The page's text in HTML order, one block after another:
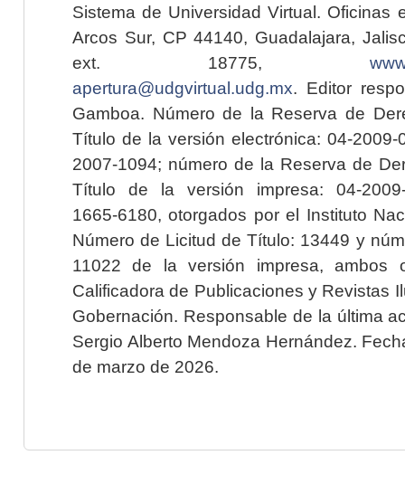
Sistema de Universidad Virtual. Oficinas
Arcos Sur, CP 44140, Guadalajara,
ext. 18775,
apertura@udgvirtual.udg.mx. Editor
Gamboa. Número de la Reserva de
Título de la versión electrónica: 04-2009-
2007-1094; número de la Reserva de
Título de la versión impresa: 04-2009-
1665-6180, otorgados por el Instituto
Número de Licitud de Título: 13449 y
11022 de la versión impresa, ambos
Calificadora de Publicaciones y Revistas
Gobernación. Responsable de la última
Sergio Alberto Mendoza Hernández.
de marzo de 2026.